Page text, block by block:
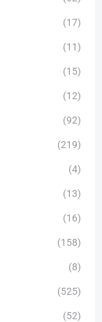
(17)
(11)
(15)
(12)
(92)
(219)
(4)
(13)
(16)
(158)
(8)
(525)
(52)